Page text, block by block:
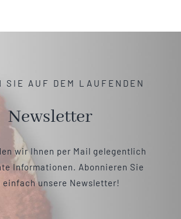
SIE AUF DEM LAUFENDEN
Newsletter
wir Ihnen per Mail gelegentlich
Informationen. Abonnieren Sie
einfach unsere Newsletter!